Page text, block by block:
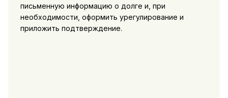
письменную информацию о долге и, при
необходимости, оформить урегулирование и
приложить подтверждение.